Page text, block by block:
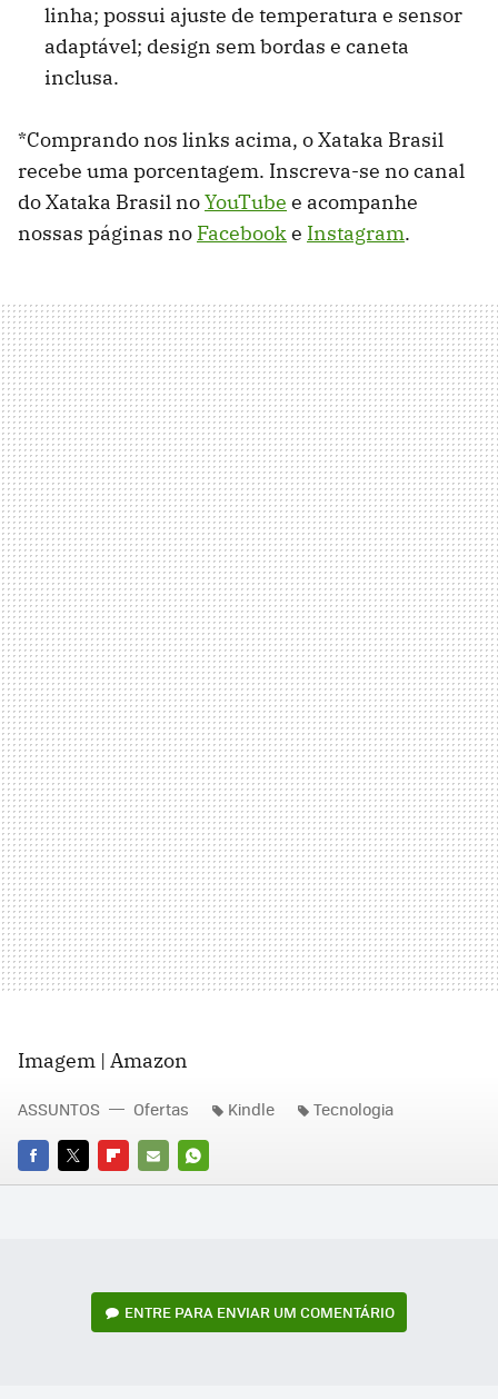
linha; possui ajuste de temperatura e sensor
adaptável; design sem bordas e caneta
inclusa.
*Comprando nos links acima, o Xataka Brasil
recebe uma porcentagem. Inscreva-se no canal
do Xataka Brasil noYouTube e acompanhe
nossas páginas no Facebooke Instagram.
Imagem | Amazon
FACEBOOK
TWITTERFLIPBOARD
E-
WHATSAPP
ASSUNTOS Ofertas Kindle Tecnologia
ENTRE PARA ENVIAR UM COMENTÁRIO